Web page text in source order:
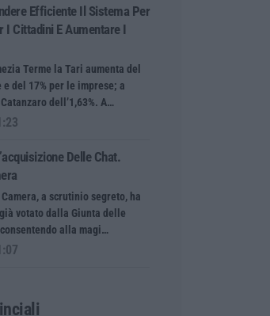
Efficiente Il Sistema Per
I Cittadini E Aumentare I
Terme la Tari aumenta del
del 17% per le imprese; a
dell’1,63%. A…
Delle Chat.
Camera, a scrutinio segreto, ha
votato dalla Giunta delle
alla magi…